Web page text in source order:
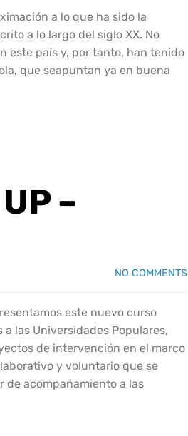
a lo que ha sido la
a lo largo del siglo XX. No
este país y, por tanto, han tenido
que seapuntan ya en buena
–
NO COMMENTS
este nuevo curso
las Universidades Populares,
de intervención en el marco
y voluntario que se
de acompañamiento a las